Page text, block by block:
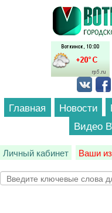
Перейти к основному
Главная Новости
Видео
Личный кабинет Ваши